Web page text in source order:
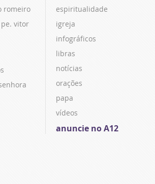
romeiro
vitor
espiritualidade
igreja
infográficos
libras
notícias
orações
papa
vídeos
anuncie no A12